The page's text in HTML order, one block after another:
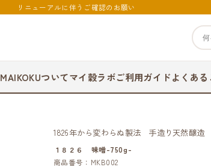
リニューアルに伴うご確認のお願い
MAIKOKUついてマイ穀ラボご利用ガイドよくあ
1826年から変わらぬ製法 手造り天然醸造
１８２６ 味噌-750g-
商品番号：MKB002